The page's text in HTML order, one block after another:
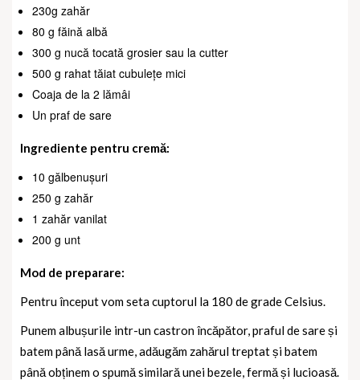
230g zahăr
80 g făină albă
300 g nucă tocată grosier sau la cutter
500 g rahat tăiat cubulețe mici
Coaja de la 2 lămâi
Un praf de sare
Ingrediente pentru cremă:
10 gălbenușuri
250 g zahăr
1 zahăr vanilat
200 g unt
Mod de preparare:
Pentru început vom seta cuptorul la 180 de grade Celsius.
Punem albușurile intr-un castron încăpător, praful de sare și
batem până lasă urme, adăugăm zahărul treptat și batem
până obținem o spumă similară unei bezele, fermă și lucioasă.